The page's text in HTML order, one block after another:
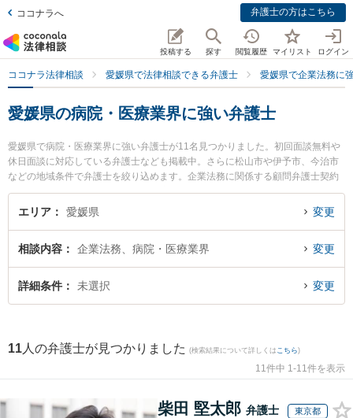
ココナラへ 弁護士の方はこちら
投稿する 探す 閲覧履歴 マイリスト ログイン
ココナラ法律相談 愛媛県で法律相談できる弁護士 愛媛県で企業法務に
愛媛県の病院・医療業界に強い弁護士
愛媛県で病院・医療業界に強い弁護士が11名見つかりました。初回面談無料や
休日面談に対応している弁護士なども掲載中。さらに松山市や伊予市、今治市
などの地域条件で弁護士を絞り込めます。企業法務に関係する顧問弁護士契約
や契約書作成・リーガルチェック、雇用契約書・就業規則作成等の細かな分野
での絞り込み検索もでき便利です。特に愛媛まこと法律事務所の横川 主磨弁護
れています。『愛媛県で土日や夜間に発生した病院・医療業界のトラブルを今
すぐに弁護士に相談したい』『病院・医療業界のトラブル解決の実績豊富な近
くの弁護士を検索したい』『初回相談無料で病院・医療業界を法律相談できる
エリア 愛媛県 変更
相談内容 企業法務、病院・医療業界 変更
詳細条件 未選択 変更
11 人の弁護士が見つかりました (検索結果について詳しくは こちら)
11件中 1-11件を表示
柴田 堅太郎 弁護士 東京都